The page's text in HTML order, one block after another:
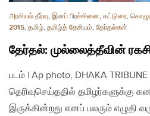
அரசியல் தீர்வு, இனப் பிரச்சினை, கட்டுரை,
2015, தமிழ், தமிழ்த் தேசியம், தேர்தல்கள்
தேர்தல்: முல்லைத்தீவின்
படம் | Ap photo, DHAKA
தெரிவுசெய்ததில் தமிழர்களுக்கு
இருக்கின்றது எனப் பலரும் எழுதி